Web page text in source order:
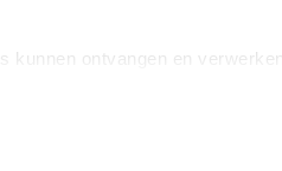
kunnen ontvangen en verwerken.